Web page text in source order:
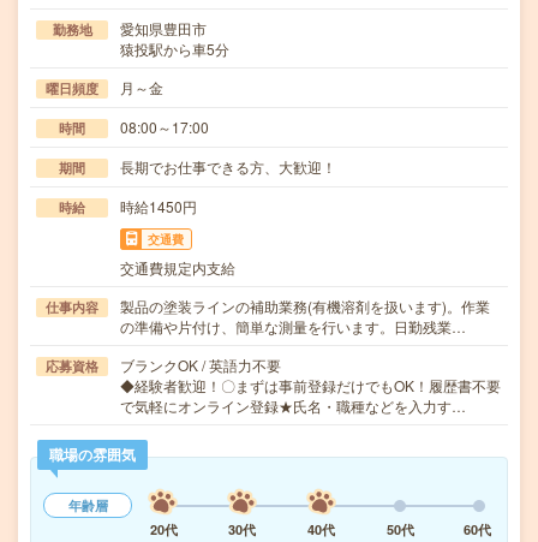
勤務地
愛知県豊田市
猿投駅から車5分
曜日頻度 月～金
時間 08:00～17:00
期間 長期でお仕事できる方、大歓迎！
時給 時給1450円
交通費
交通費規定内支給
仕事内容
製品の塗装ラインの補助業務(有機溶剤を扱います)。作業
の準備や片付け、簡単な測量を行います。日勤残業…
応募資格
ブランクOK / 英語力不要
◆経験者歓迎！〇まずは事前登録だけでもOK！履歴書不要
で気軽にオンライン登録★氏名・職種などを入力す…
職場の雰囲気
年齢層
20代
30代 40代 50代 60代